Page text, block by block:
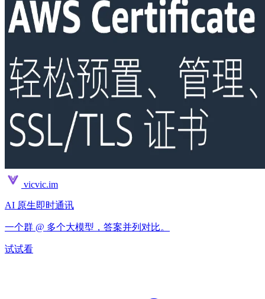
vicvic.im
AI 原生即时通讯
一个群 @ 多个大模型，答案并列对比。
试试看